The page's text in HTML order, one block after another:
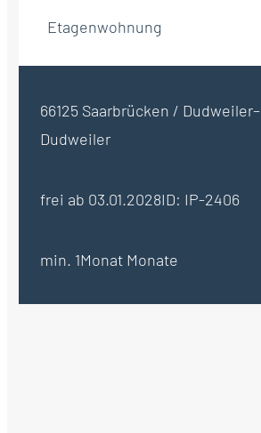
Etagenwohnung
66125 Saarbrücken / Dudweiler–
Dudweiler
frei ab 03.01.2028ID: IP-2406
min. 1Monat Monate